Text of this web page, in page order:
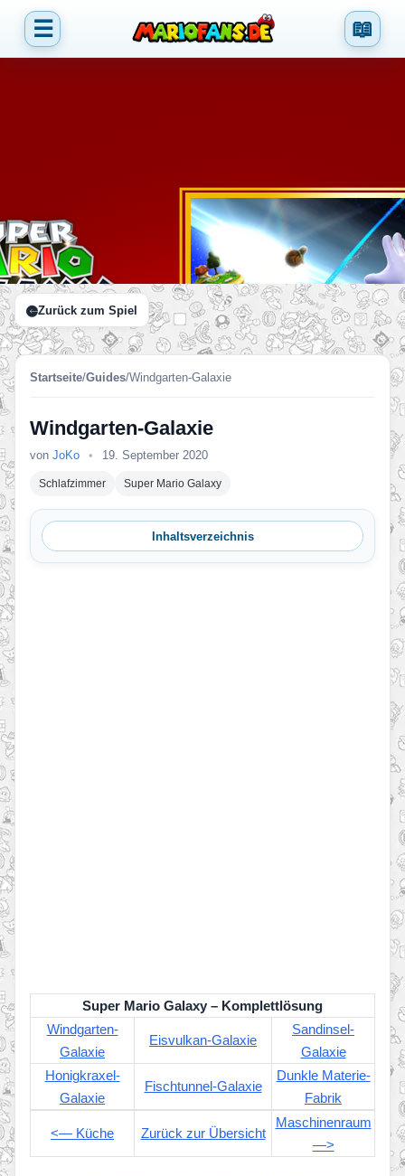
☰ 📖
Zurück zum Spiel
Startseite/Guides/Windgarten-Galaxie
Windgarten-Galaxie
von JoKo • 19. September 2020
Schlafzimmer Super Mario Galaxy
Inhaltsverzeichnis
Super Mario Galaxy – Komplettlösung
Windgarten-
Galaxie
Eisvulkan-Galaxie
Sandinsel-
Galaxie
Honigkraxel-
Galaxie
Fischtunnel-Galaxie
Dunkle Materie-
Fabrik
<— Küche Zurück zur Übersicht
Maschinenraum
—>